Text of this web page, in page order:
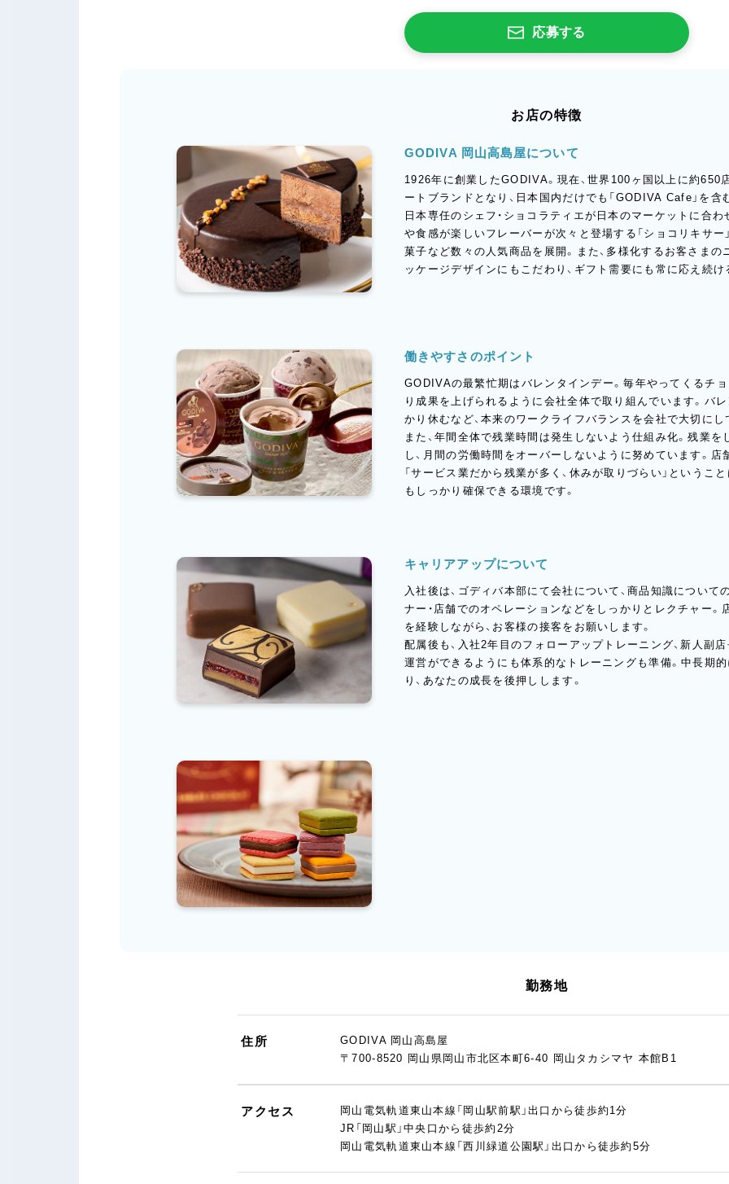
応募する
お店の特徴
GODIVA 岡山高島屋について
1926年に創業したGODIVA。現在、世界100ヶ国以上に約650
ートブランドとなり、日本国内だけでも「GODIVA Cafe」を
日本専任のシェフ・ショコラティエが日本のマーケットに合
や食感が楽しいフレーバーが次々と登場する「ショコリキサー
菓子など数々の人気商品を展開。また、多様化するお客さま
ッケージデザインにもこだわり、ギフト需要にも常に応え続け
働きやすさのポイント
GODIVAの最繁忙期はバレンタインデー。毎年やってくるチ
り成果を上げられるように会社全体で取り組んでいます。バ
かり休むなど、本来のワークライフバランスを会社で大切にし
また、年間全体で残業時間は発生しないよう仕組み化。残業
し、月間の労働時間をオーバーしないように努めています。
「サービス業だから残業が多く、休みが取りづらい」というこ
もしっかり確保できる環境です。
キャリアアップについて
入社後は、ゴディバ本部にて会社について、商品知識について
ナー・店舗でのオペレーションなどをしっかりとレクチャー
を経験しながら、お客様の接客をお願いします。
配属後も、入社2年目のフォローアップトレーニング、新人副
運営ができるようにも体系的なトレーニングも準備。中長期
り、あなたの成長を後押しします。
勤務地
住所
GODIVA 岡山高島屋
〒700-8520 岡山県岡山市北区本町6-40 岡山タカシマヤ 本館B1
アクセス
岡山電気軌道東山本線「岡山駅前駅」出口から徒歩約1分
JR「岡山駅」中央口から徒歩約2分
岡山電気軌道東山本線「西川緑道公園駅」出口から徒歩約5分